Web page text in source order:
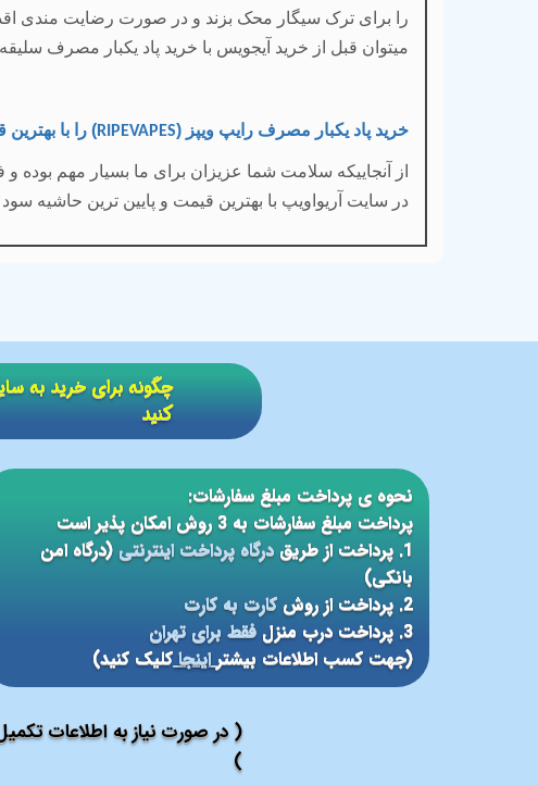
را برای ترک سیگار محک بزند و در صورت رضایت مندی
میتوان قبل از خرید آیجویس با خرید پاد یکبار مصرف
خرید پاد یکبار مصرف رایپ ویپز (RIPEVAPES
) را با بهترین
از آنجاییکه سلامت شما عزیزان برای ما بسیار مهم
در سایت آریواویپ با بهترین قیمت و پایین ترین
( در صورت نیاز به اطلاعات
)
نحوه ی پرداخت مبلغ سفارشات:
پرداخت مبلغ سفارشات به 3 روش امکان پذیر است
1. پرداخت از طریق
درگاه پرداخت اینترنتی(درگاه امن
بانکی)
2. پرداخت از روش
کارت به کارت
3. پرداخت درب منزل
فقط برای تهران
(جهت کسب اطلاعات بیشتر اینجا کلیک کنید)
​​چگونه برای خرید به
کنید